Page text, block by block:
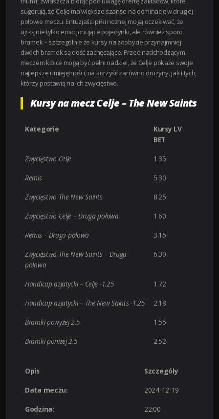
sugerują, że Celje ma większe szanse na dominację w drugiej
połowie meczu. Entuzjaści piłki nożnej mogą oczekiwać, że
ujrzą nie tylko emocjonujące pojedynki, ale również sporo
bramek – szczególnie że kursy na zdobycie przynajmniej
dwóch bramek są dość zachęcające. Przed nadchodzącym
meczem kibice mogą być pełni nadziei, że Celje pokaże swoje
najlepsze umiejętności, na korzyść zarówno drużyny, jak i tych,
którzy postawią na ich zwycięstwo.
Kursy na mecz Celje – The New Saints
Kategorie
Kursy LV
BET
Zwycięstwo Celje 1.35
Remis 5.30
Zwycięstwo The New Saints 8.25
Zwycięstwo Celje – Druga połowa 1.60
Remis – Druga połowa 3.15
Zwycięstwo The New Saints – Druga
połowa
6.30
Handicap azjatycki – Celje -1.25 1.72
Handicap azjatycki – The New Saints -1.25 2.18
Bramki powyżej 2.5 1.55
Bramki poniżej 2.5 2.52
Opis Szczegóły
Data meczu: 2024-12-19
Godzina: 22:00